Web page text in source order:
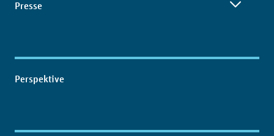
Presse
Perspektive